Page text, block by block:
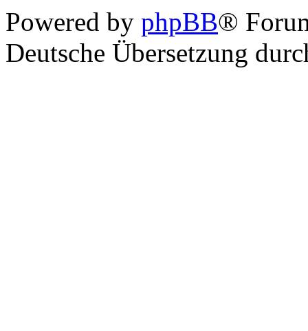
Powered by phpBB®
Deutsche Übersetzung